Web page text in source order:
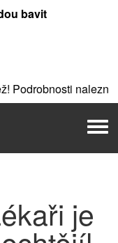
bavit
. |
je